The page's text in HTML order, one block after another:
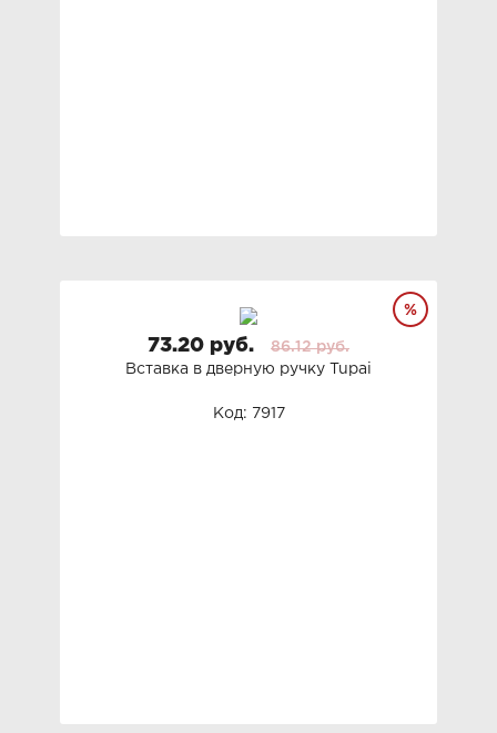
73.20 руб.
86.12 руб.
Вставка в дверную ручку Tupai
Код: 7917